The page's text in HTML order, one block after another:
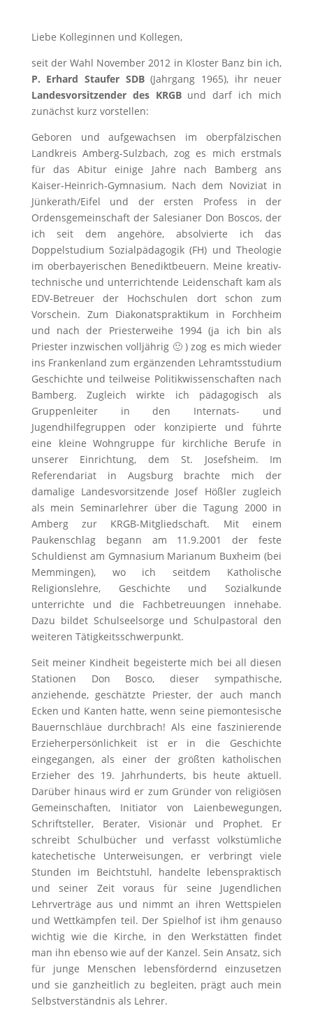
Liebe Kolleginnen und Kollegen,
seit der Wahl November 2012 in Kloster Banz bin ich,
P. Erhard Staufer SDB(Jahrgang 1965), ihr neuer
Landesvorsitzender des KRGBund darf ich mich
zunächst kurz vorstellen:
Geboren und aufgewachsen im oberpfälzischen
Landkreis Amberg-Sulzbach, zog es mich erstmals
für das Abitur einige Jahre nach Bamberg ans
Kaiser-Heinrich-Gymnasium. Nach dem Noviziat in
Jünkerath/Eifel und der ersten Profess in der
Ordensgemeinschaft der Salesianer Don Boscos, der
ich seit dem angehöre, absolvierte ich das
Doppelstudium Sozialpädagogik (FH) und Theologie
im oberbayerischen Benediktbeuern. Meine kreativ-
technische und unterrichtende Leidenschaft kam als
EDV-Betreuer der Hochschulen dort schon zum
Vorschein. Zum Diakonatspraktikum in Forchheim
und nach der Priesterweihe 1994 (ja ich bin als
Priester inzwischen volljährig 🙂 ) zog es mich wieder
ins Frankenland zum ergänzenden Lehramtsstudium
Geschichte und teilweise Politikwissenschaften nach
Bamberg. Zugleich wirkte ich pädagogisch als
Gruppenleiter in den Internats- und
Jugendhilfegruppen oder konzipierte und führte
eine kleine Wohngruppe für kirchliche Berufe in
unserer Einrichtung, dem St. Josefsheim. Im
Referendariat in Augsburg brachte mich der
damalige Landesvorsitzende Josef Hößler zugleich
als mein Seminarlehrer über die Tagung 2000 in
Amberg zur KRGB-Mitgliedschaft. Mit einem
Paukenschlag begann am 11.9.2001 der feste
Schuldienst am Gymnasium Marianum Buxheim (bei
Memmingen), wo ich seitdem Katholische
Religionslehre, Geschichte und Sozialkunde
unterrichte und die Fachbetreuungen innehabe.
Dazu bildet Schulseelsorge und Schulpastoral den
weiteren Tätigkeitsschwerpunkt.
Seit meiner Kindheit begeisterte mich bei all diesen
Stationen Don Bosco, dieser sympathische,
anziehende, geschätzte Priester, der auch manch
Ecken und Kanten hatte, wenn seine piemontesische
Bauernschläue durchbrach! Als eine faszinierende
Erzieherpersönlichkeit ist er in die Geschichte
eingegangen, als einer der größten katholischen
Erzieher des 19. Jahrhunderts, bis heute aktuell.
Darüber hinaus wird er zum Gründer von religiösen
Gemeinschaften, Initiator von Laienbewegungen,
Schriftsteller, Berater, Visionär und Prophet. Er
schreibt Schulbücher und verfasst volkstümliche
katechetische Unterweisungen, er verbringt viele
Stunden im Beichtstuhl, handelte lebenspraktisch
und seiner Zeit voraus für seine Jugendlichen
Lehrverträge aus und nimmt an ihren Wettspielen
und Wettkämpfen teil. Der Spielhof ist ihm genauso
wichtig wie die Kirche, in den Werkstätten findet
man ihn ebenso wie auf der Kanzel. Sein Ansatz, sich
für junge Menschen lebensfördernd einzusetzen
und sie ganzheitlich zu begleiten, prägt auch mein
Selbstverständnis als Lehrer.